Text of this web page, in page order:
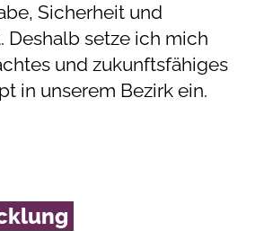
Sicherheit und
Deshalb setze ich mich
und zukunftsfähiges
in unserem Bezirk ein.